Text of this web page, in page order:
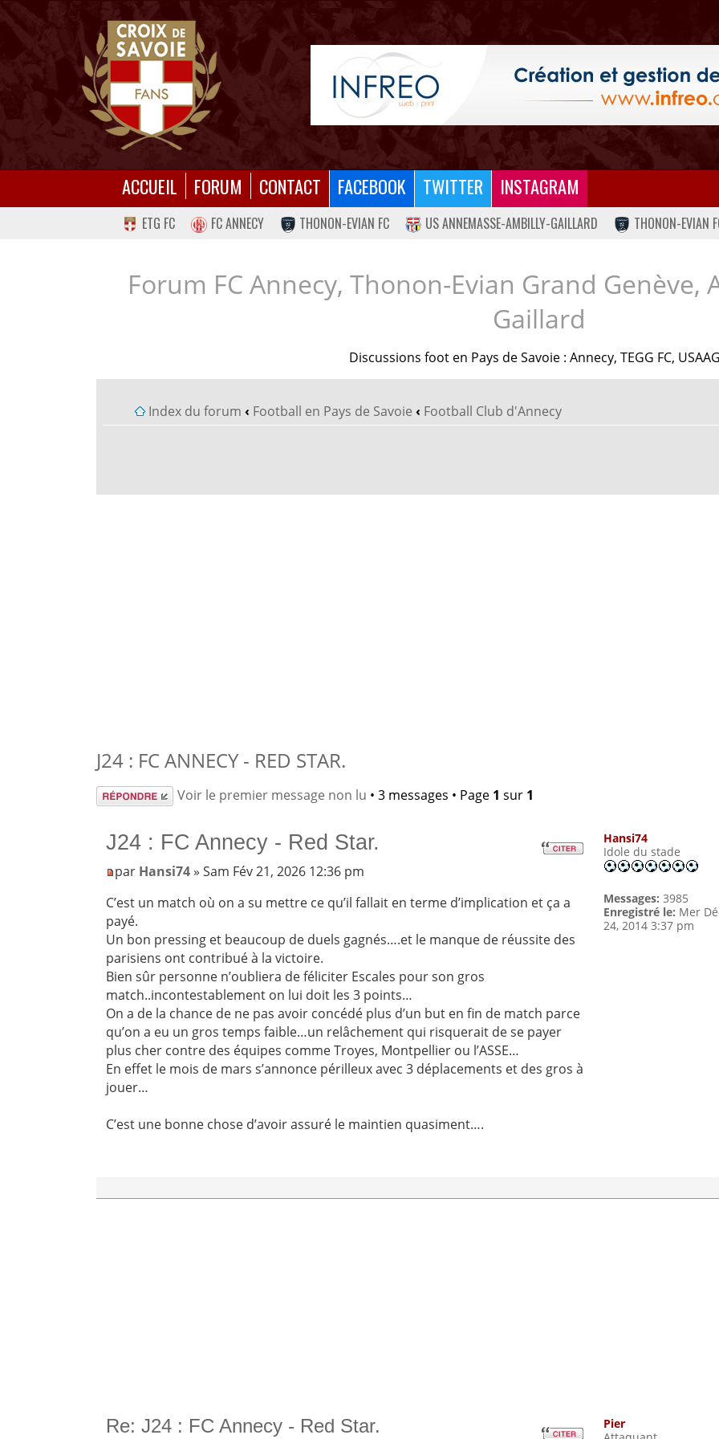
ACCUEIL FORUM CONTACT FACEBOOK TWITTER INSTAGRAM
ETG FC FC ANNECY THONON-EVIAN FC US ANNEMASSE-AMBILLY-GAILLARD THONON-EVIAN
Forum FC Annecy, Thonon-Evian Grand Genève,
Gaillard
Discussions foot en Pays de Savoie : Annecy, TEGG FC,
Index du forum ‹ Football en Pays de Savoie ‹ Football Club d'Annecy
J24 : FC ANNECY - RED STAR.
Répondre Voir le premier message non lu • 3 messages • Page 1 sur 1
J24 : FC Annecy - Red Star.
par Hansi74» Sam Fév 21, 2026 12:36 pm
C’est un match où on a su mettre ce qu’il fallait en terme d’implication et ça a
payé.
Un bon pressing et beaucoup de duels gagnés….et le manque de réussite des
parisiens ont contribué à la victoire.
Bien sûr personne n’oubliera de féliciter Escales pour son gros
match..incontestablement on lui doit les 3 points…
On a de la chance de ne pas avoir concédé plus d’un but en fin de match parce
qu’on a eu un gros temps faible…un relâchement qui risquerait de se payer
plus cher contre des équipes comme Troyes, Montpellier ou l’ASSE…
En effet le mois de mars s’annonce périlleux avec 3 déplacements et des gros à
jouer…
C’est une bonne chose d’avoir assuré le maintien quasiment….
Hansi74
Idole du stade
Messages: 3985
Enregistré le: Mer
24, 2014 3:37 pm
Re: J24 : FC Annecy - Red Star.
Pier